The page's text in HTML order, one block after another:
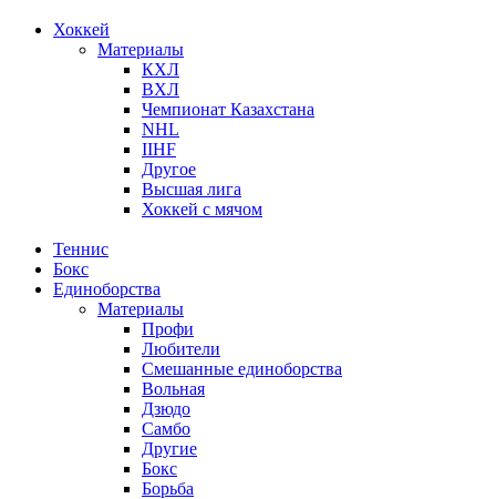
Хоккей
Материалы
КХЛ
ВХЛ
Чемпионат Казахстана
NHL
IIHF
Другое
Высшая лига
Хоккей с мячом
Теннис
Бокс
Единоборства
Материалы
Профи
Любители
Смешанные единоборства
Вольная
Дзюдо
Самбо
Другие
Бокс
Борьба